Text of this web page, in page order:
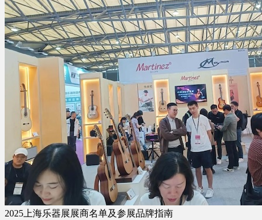
2025上海乐器展展商名单及参展品牌指南​